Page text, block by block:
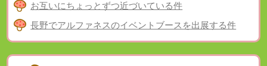
お互いにちょっとずつ近づいている件
長野でアルファネスのイベントブースを出展する件